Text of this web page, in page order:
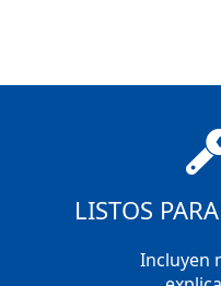
LISTOS
Incluyen